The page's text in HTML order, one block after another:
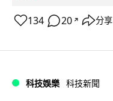
134 20 ↗ 分享
科技娛樂 科技新聞